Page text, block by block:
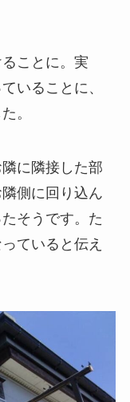
ことに。実
いることに、
。
に隣接した部
側に回り込ん
そうです。た
ていると伝え